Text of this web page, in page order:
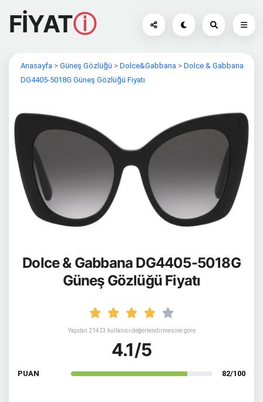
FİYATⓘ
Anasayfa > Güneş Gözlüğü > Dolce&Gabbana > Dolce & Gabbana
DG4405-5018G Güneş Gözlüğü Fiyatı
Dolce & Gabbana DG4405-5018G
Güneş Gözlüğü Fiyatı
Yapılan 21423 kullanıcı değerlendirmesine göre
4.1/5
PUAN 82/100